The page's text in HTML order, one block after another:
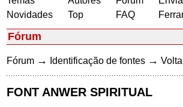
Novidades
Top
FAQ
Fórum
Fórum → Identificação de fontes →
FONT ANWER SPIRITUAL